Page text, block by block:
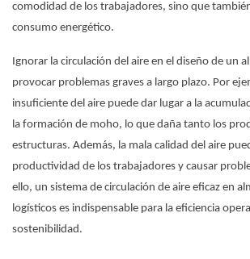
comodidad de los trabajadores, sino que
consumo energético.
Ignorar la circulación del aire en el diseño de un
provocar problemas graves a largo plazo. Por
insuficiente del aire puede dar lugar a la
la formación de moho, lo que daña tanto los
estructuras. Además, la mala calidad del aire
productividad de los trabajadores y causar
ello, un sistema de circulación de aire eficaz en
logísticos es indispensable para la eficiencia
sostenibilidad.